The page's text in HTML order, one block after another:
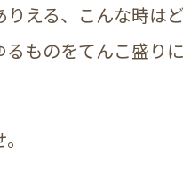
りえる、こんな時
ものをてんこ盛り